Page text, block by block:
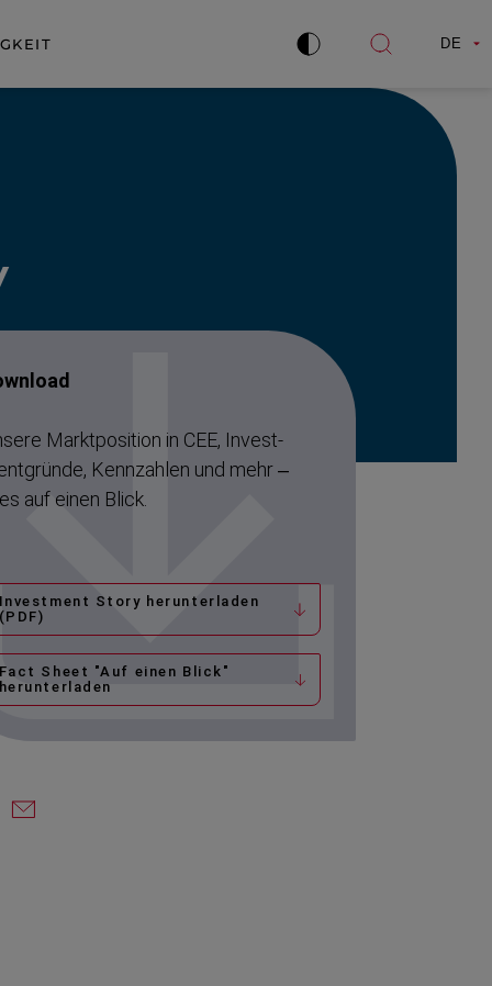
Kontrast
Suche
DE
Marktpo­sition in CEE, Invest­
Kennzahlen und mehr –
auf einen Blick.
Story herunterladen
Sheet "Auf einen Blick"